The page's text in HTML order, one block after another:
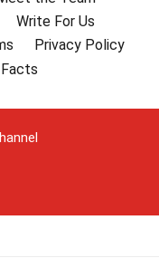
Write For Us
Privacy Policy